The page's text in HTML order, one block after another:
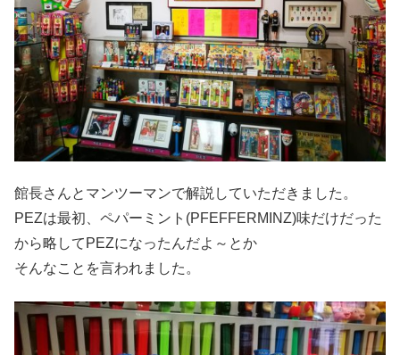
館長さんとマンツーマンで解説していただきました。
PEZは最初、ペパーミント(PFEFFERMINZ)味だけだった
から略してPEZになったんだよ～とか
そんなことを言われました。